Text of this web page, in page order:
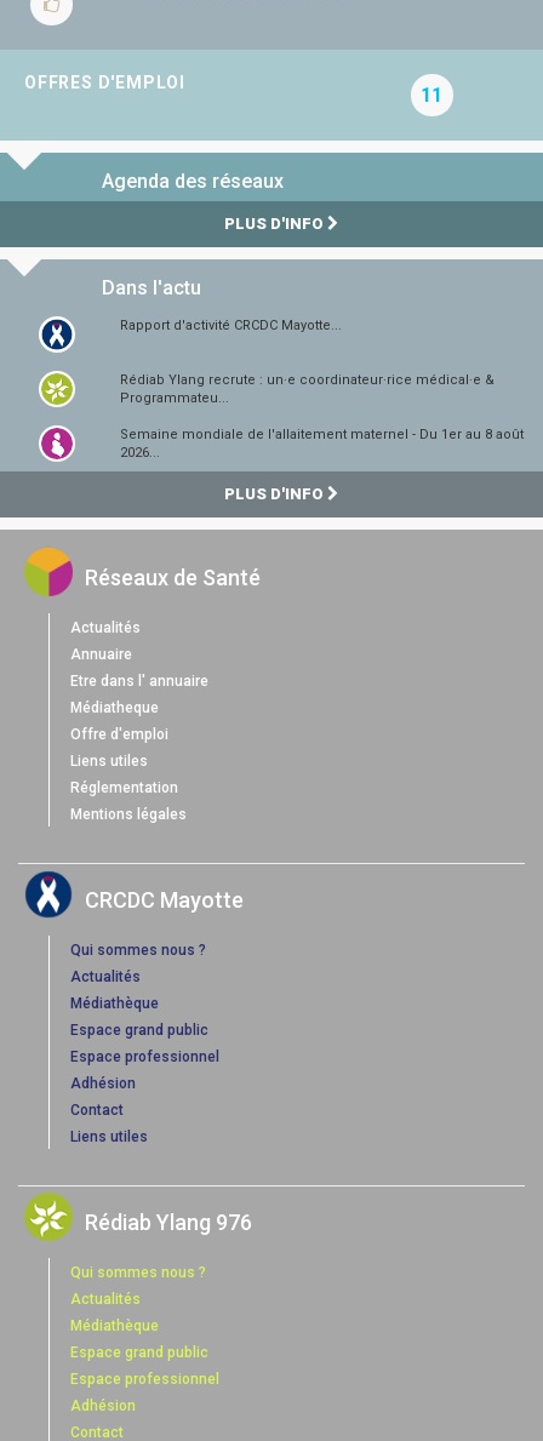
OFFRES D'EMPLOI
11
Agenda des réseaux
PLUS D'INFO
Dans l'actu
Rapport d'activité CRCDC Mayotte...
Rédiab Ylang recrute : un·e coordinateur·rice médical·e &
Programmateu...
Semaine mondiale de l'allaitement maternel - Du 1er au 8 août
2026...
PLUS D'INFO
Réseaux de Santé
Actualités
Annuaire
Etre dans l' annuaire
Médiatheque
Offre d'emploi
Liens utiles
Réglementation
Mentions légales
CRCDC Mayotte
Qui sommes nous ?
Actualités
Médiathèque
Espace grand public
Espace professionnel
Adhésion
Contact
Liens utiles
Rédiab Ylang 976
Qui sommes nous ?
Actualités
Médiathèque
Espace grand public
Espace professionnel
Adhésion
Contact